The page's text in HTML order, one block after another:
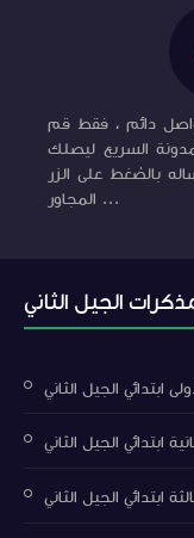
دائم ، فقط قم
السريع ليصلك
بالضغط على الزر
المجاور ...
الجيل الثاني
ابتدائي الجيل الثاني
ابتدائي الجيل الثاني
ابتدائي الجيل الثاني